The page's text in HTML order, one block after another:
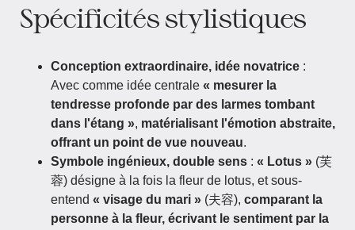
Spécificités stylistiques
Conception extraordinaire, idée novatrice :
Avec comme idée centrale « mesurer la
tendresse profonde par des larmes tombant
dans l'étang », matérialisant l'émotion abstraite,
offrant un point de vue nouveau.
Symbole ingénieux, double sens : « Lotus » (芙
蓉) désigne à la fois la fleur de lotus, et sous-
entend « visage du mari » (夫容), comparant la
personne à la fleur, écrivant le sentiment par la